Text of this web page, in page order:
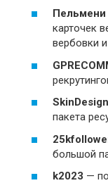
Пельмени
карточек
вербовки
пакета
большой
k2023 —